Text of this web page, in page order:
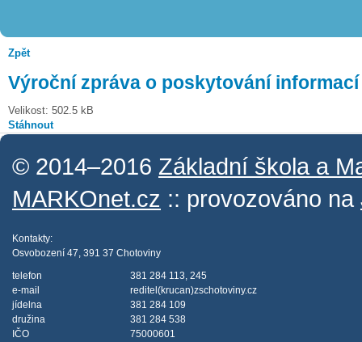
Zpět
Výroční zpráva o poskytování informací
Velikost: 502.5 kB
Stáhnout
© 2014–2016 Základní škola a
MARKOnet.cz :: provozováno na
Kontakty:
Osvobození 47, 391 37 Chotoviny
telefon
381 284 113, 245
e-mail
reditel(krucan)zschotoviny.cz
jídelna
381 284 109
družina
381 284 538
IČO
75000601